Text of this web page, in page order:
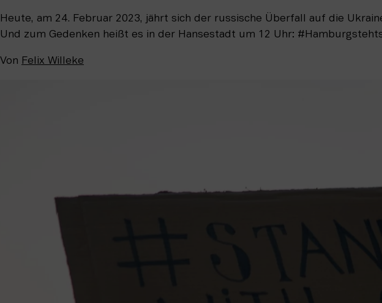
Heute, am 24. Februar 2023, jährt sich der russische Überfall auf die
Und zum Gedenken heißt es in der Hansestadt um 12 Uhr:
Von Felix Willeke